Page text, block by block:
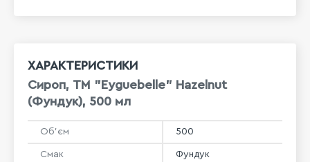
ХАРАКТЕРИСТИКИ
Сироп, ТМ "Eyguebelle" Hazelnut
(Фундук), 500 мл
Об'єм 500
Смак Фундук